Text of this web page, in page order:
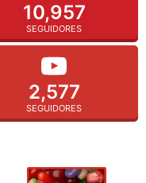
10,957
SEGUIDORES
2,577
SEGUIDORES